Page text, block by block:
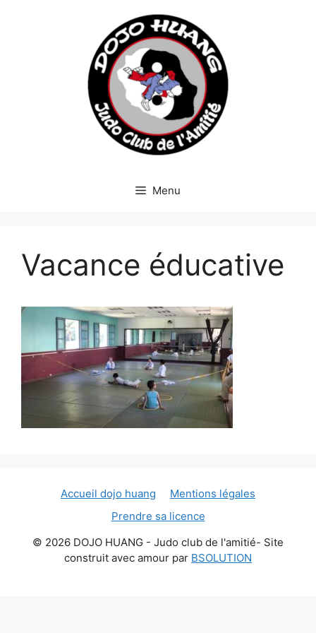
Menu
Vacance éducative
Accueil dojo huang
Mentions légales
Prendre sa licence
© 2026 DOJO HUANG - Judo club de l'amitié- Site
construit avec amour par BSOLUTION